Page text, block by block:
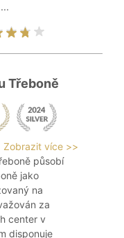
Třeboně
Zobrazit více >>
působí
jako
na
za
center v
disponuje